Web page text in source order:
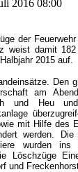
2016 08:00
der
weist damit
2015 auf.
Den
am
und Heu
mit Hilfe des
werden.
wurden
Löschzüge
und